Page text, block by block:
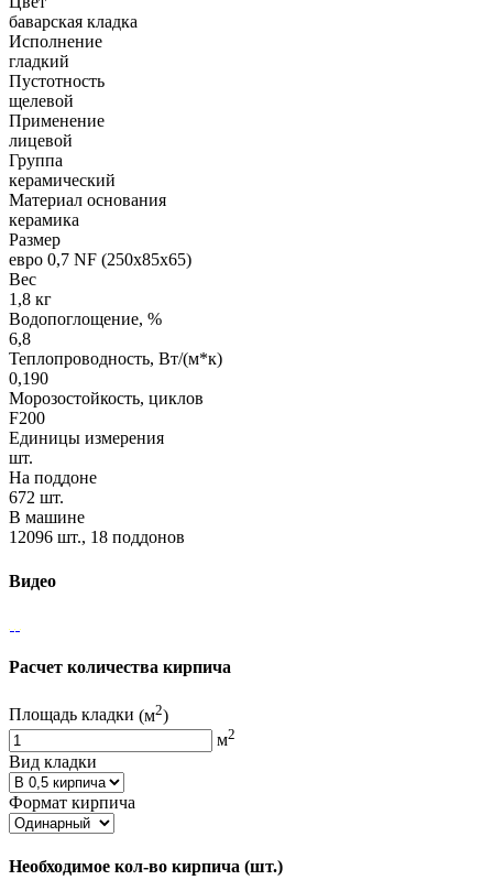
баварская кладка
Исполнение
гладкий
Пустотность
щелевой
Применение
лицевой
Группа
керамический
Материал основания
керамика
Размер
евро 0,7 NF (250х85х65)
Вес
1,8 кг
Водопоглощение, %
6,8
Теплопроводность, Вт/(м*к)
0,190
Морозостойкость, циклов
F200
Единицы измерения
шт.
На поддоне
672 шт.
В машине
12096 шт., 18 поддонов
Видео
Расчет количества кирпича
Площадь кладки (м2)
м2
Вид кладки
Формат кирпича
Необходимое кол-во кирпича (шт.)